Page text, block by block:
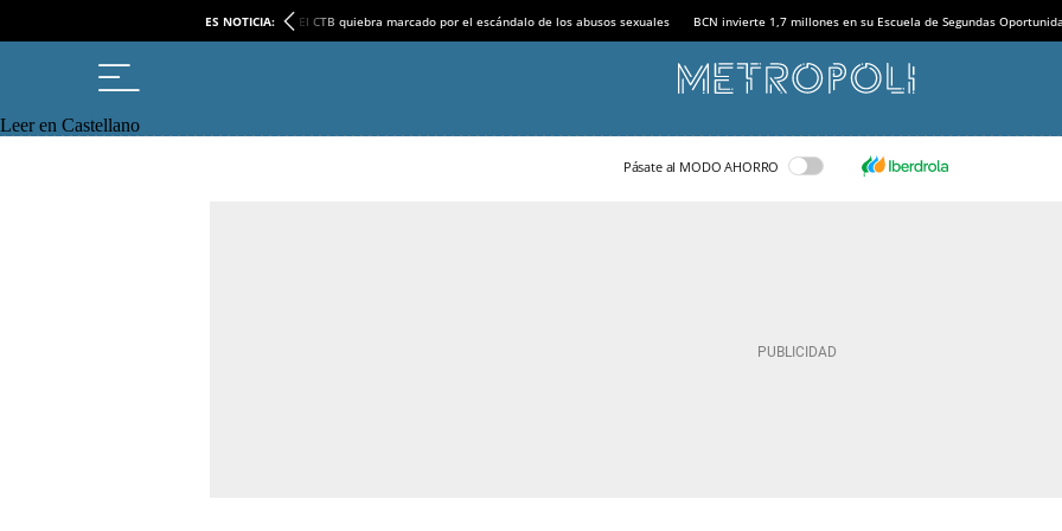
ES NOTICIA: El CTB quiebra marcado por el escándalo de los abusos sexuales BCN invierte 1,7 millones en su Escuela de Segundas
Leer en Castellano
Pásate al MODO AHORRO